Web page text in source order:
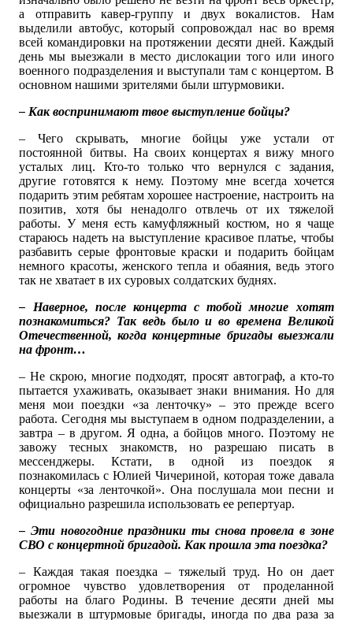
а отправить кавер-группу и двух вокалистов. Нам
выделили автобус, который сопровождал нас во время
всей командировки на протяжении десяти дней. Каждый
день мы выезжали в место дислокации того или иного
военного подразделения и выступали там с концертом. В
основном нашими зрителями были штурмовики.
– Как воспринимают твое выступление бойцы?
– Чего скрывать, многие бойцы уже устали от
постоянной битвы. На своих концертах я вижу много
усталых лиц. Кто-то только что вернулся с задания,
другие готовятся к нему. Поэтому мне всегда хочется
подарить этим ребятам хорошее настроение, настроить на
позитив, хотя бы ненадолго отвлечь от их тяжелой
работы. У меня есть камуфляжный костюм, но я чаще
стараюсь надеть на выступление красивое платье, чтобы
разбавить серые фронтовые краски и подарить бойцам
немного красоты, женского тепла и обаяния, ведь этого
так не хватает в их суровых солдатских буднях.
– Наверное, после концерта с тобой многие хотят
познакомиться? Так ведь было и во времена Великой
Отечественной, когда концертные бригады выезжали
на фронт…
– Не скрою, многие подходят, просят автограф, а кто-то
пытается ухаживать, оказывает знаки внимания. Но для
меня мои поездки «за ленточку» – это прежде всего
работа. Сегодня мы выступаем в одном подразделении, а
завтра – в другом. Я одна, а бойцов много. Поэтому не
завожу тесных знакомств, но разрешаю писать в
мессенджеры. Кстати, в одной из поездок я
познакомилась с Юлией Чичериной, которая тоже давала
концерты «за ленточкой». Она послушала мои песни и
официально разрешила использовать ее репертуар.
– Эти новогодние праздники ты снова провела в зоне
СВО с концертной бригадой. Как прошла эта поездка?
– Каждая такая поездка – тяжелый труд. Но он дает
огромное чувство удовлетворения от проделанной
работы на благо Родины. В течение десяти дней мы
выезжали в штурмовые бригады, иногда по два раза за